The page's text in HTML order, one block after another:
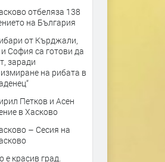
отбеляза 138
на България
от Кърджали,
София са готови да
заради
на рибата в
Петков и Асен
в Хасково
– Сесия на
е красив град.